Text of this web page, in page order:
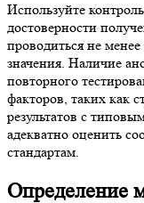
Используйте
достоверности
проводиться не
значения. Наличие
повторного
факторов, таких как
результатов с
адекватно оценить
стандартам.
Определение